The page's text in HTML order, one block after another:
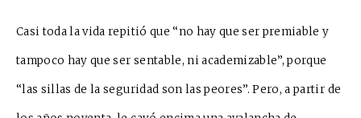
Casi toda la vida repitió que “no hay que ser premiable y
tampoco hayque ser sentable, ni academizable”, porque
“las sillas de la seguridad son las peores”. Pero, a partir de